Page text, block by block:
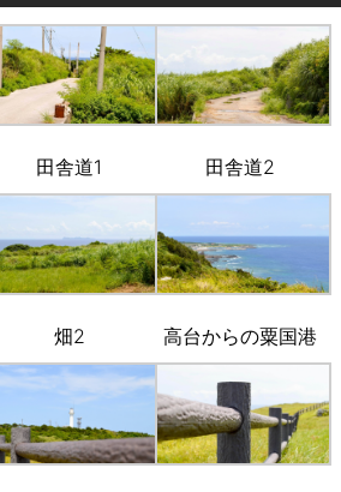
田舎道1 田舎道2
畑2 高台からの粟国港